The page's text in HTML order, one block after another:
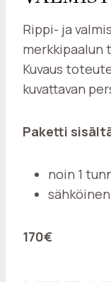
Rippi- ja
merkkipaalun
Kuvaus
kuvattavan
Paketti
noin 1
170€